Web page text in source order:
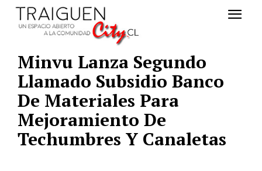
Minvu Lanza Segundo
Llamado Subsidio Banco
De Materiales Para
Mejoramiento De
Techumbres Y Canaletas